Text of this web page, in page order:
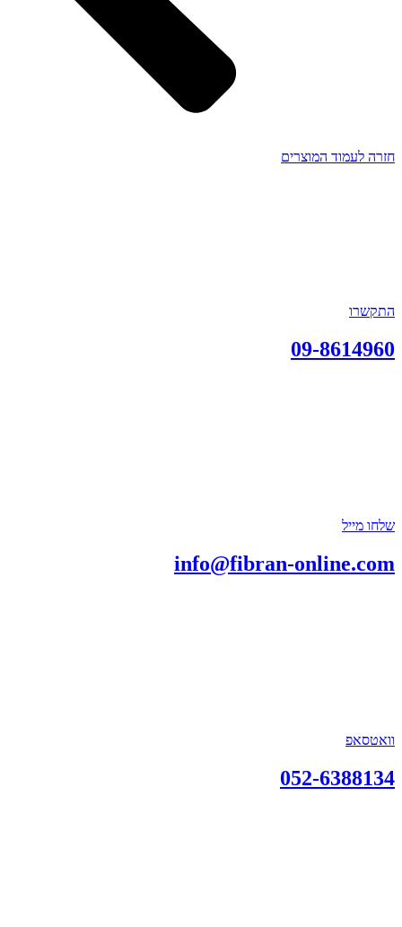
חזרה לעמוד המוצרים
התקשרו
09-8614960
שלחו מייל
info@fibran-online.com
וואטסאפ
052-6388134